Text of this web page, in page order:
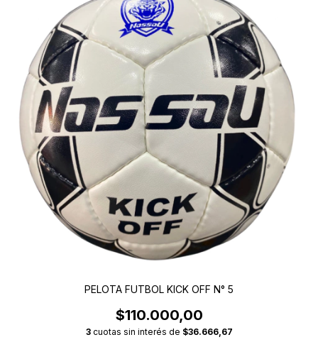
PELOTA FUTBOL KICK OFF N° 5
$110.000,00
3 cuotas sin interés de $36.666,67